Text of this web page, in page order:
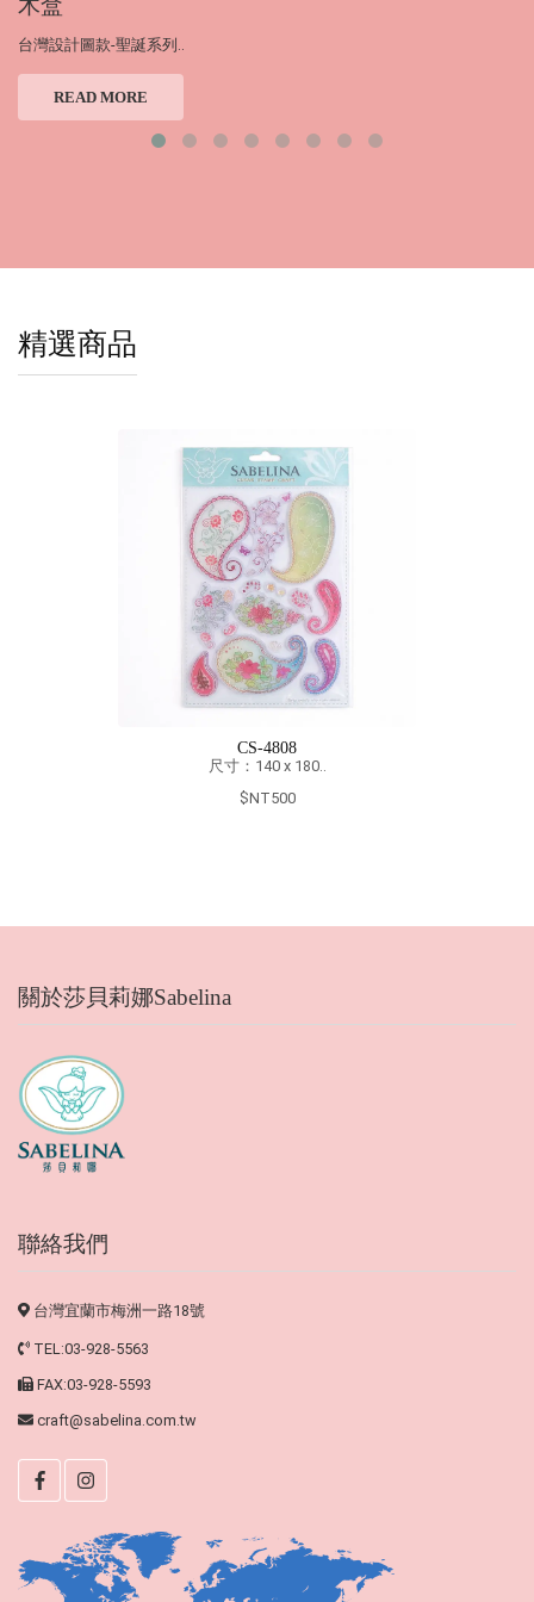
木盒
台灣設計圖款-聖誕系列..
READ MORE
精選商品
關於莎貝莉娜Sabelina
聯絡我們
台灣宜蘭市梅洲一路18號
TEL:03-928-5563
FAX:03-928-5593
craft@sabelina.com.tw